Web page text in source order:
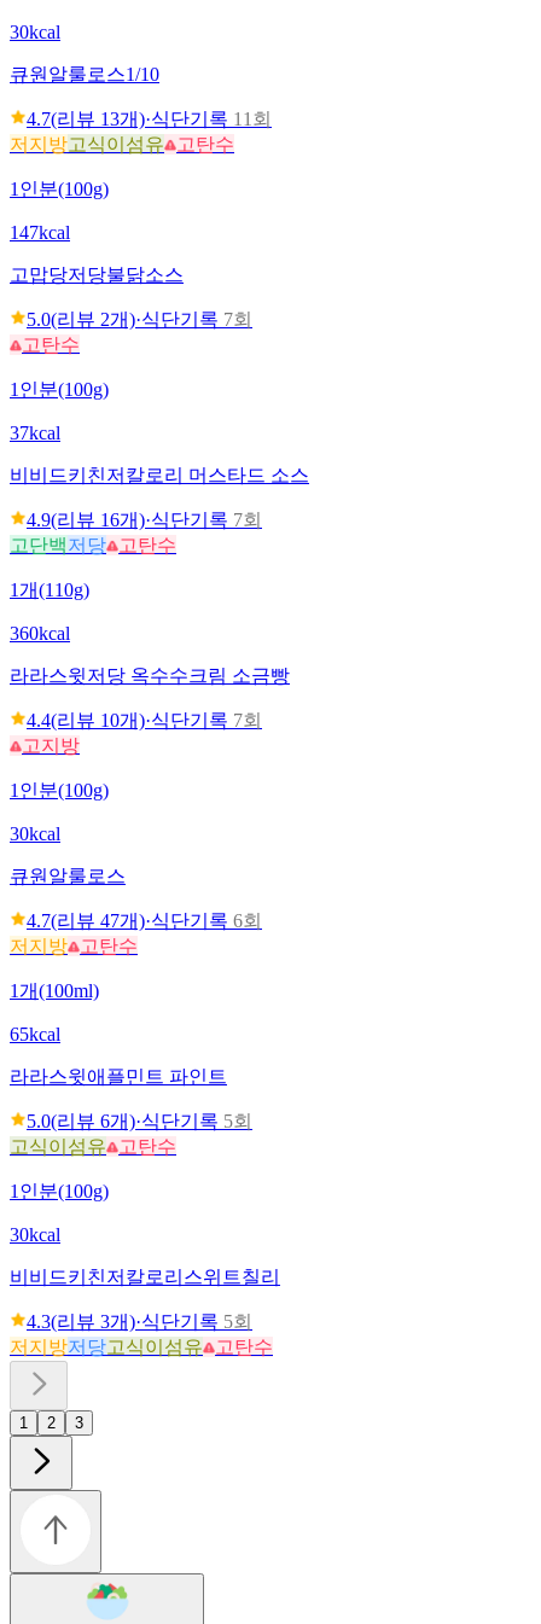
30kcal
큐원 알룰로스1/10
4.7(리뷰 13개)·식단기록 11회
저지방고식이섬유 고탄수
1인분(100g)
147kcal
고맙당저당불닭소스
5.0(리뷰 2개)·식단기록 7회
고탄수
1인분(100g)
37kcal
비비드키친저칼로리 머스타드 소스
4.9(리뷰 16개)·식단기록 7회
고단백저당 고탄수
1개(110g)
360kcal
라라스윗저당 옥수수크림 소금빵
4.4(리뷰 10개)·식단기록 7회
고지방
1인분(100g)
30kcal
큐원 알룰로스
4.7(리뷰 47개)·식단기록 6회
저지방
고탄수
1개(100ml)
65kcal
라라스윗애플민트 파인트
5.0(리뷰 6개)·식단기록 5회
고식이섬유
고탄수
1인분(100g)
30kcal
비비드키친저칼로리스위트칠리
4.3(리뷰 3개)·식단기록 5회
저지방저당고식이섬유 고탄수
1 2 3